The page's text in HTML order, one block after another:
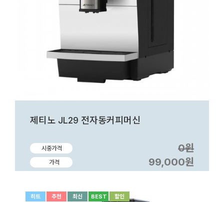
제티노 JL29 전자동커피머신
시중가격 0원
가격 99,000원
히트 추천 최신 BEST 할인